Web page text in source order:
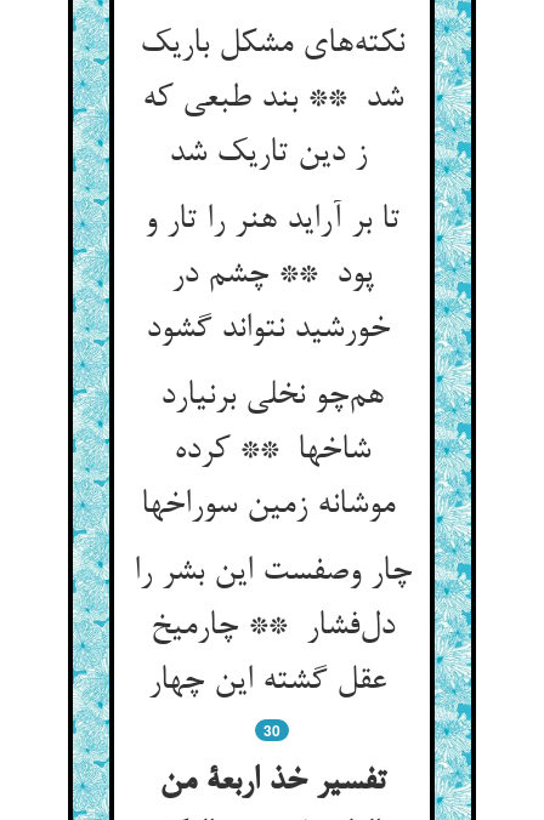
نکته‌های مشکل باریک
شد ** بند طبعی که
ز دین تاریک شد
تا بر آراید هنر را تار و
پود ** چشم در
خورشید نتواند گشود
هم‌چو نخلی برنیارد
شاخها ** کرده
موشانه زمین سوراخها
چار وصفست این بشر را
دل‌فشار ** چارمیخ
30
تفسیر خذ اربعة من